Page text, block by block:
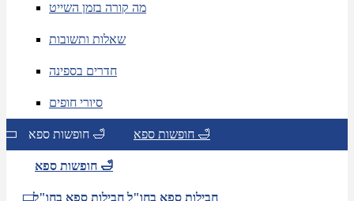
מה קורה בזמן השייט
שאלות ותשובות
חדרים בספינה
סיורי חופים
חופשות ספא 🛁 חופשות ספא 🛁
חופשות ספא 🛁
חבילות ספא בחו"ל חבילות ספא בחו"ל